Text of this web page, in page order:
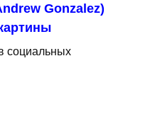
Gonzalez)
социальных